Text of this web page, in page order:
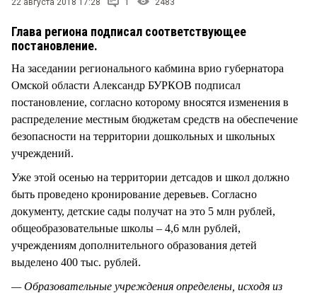
Глава региона подписал соответствующее
постановление.
На заседании регионального кабмина врио губернатора
Омской области Александр БУРКОВ подписал
постановление, согласно которому вносятся изменения в
распределение местным бюджетам средств на обеспечение
безопасности на территории дошкольных и школьных
учреждений.
Уже этой осенью на территории детсадов и школ должно
быть проведено кронирование деревьев. Согласно
документу, детские сады получат на это 5 млн рублей,
общеобразовательные школы – 4,6 млн рублей,
учреждениям дополнительного образования детей
выделено 400 тыс. рублей.
— Образовательные учреждения определены, исходя из